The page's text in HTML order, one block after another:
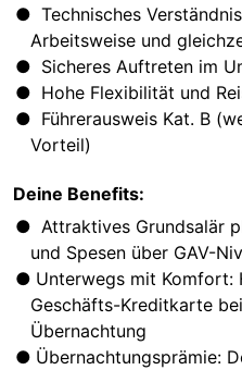
Technisches
Arbeitsweise und
Sicheres Auftreten im
Hohe Flexibilität und
Führerausweis Kat. B
Vorteil)
Deine Benefits:
Attraktives Grundsalär
und Spesen über GAV-
Unterwegs mit Komfort:
Geschäfts-Kreditkarte
Übernachtung
Übernachtungsprämie: